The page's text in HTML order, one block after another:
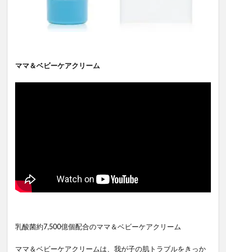
ママ＆ベビーケアクリーム
乳酸菌約7,500億個配合のママ＆ベビーケアクリーム
ママ＆ベビーケアクリームは、我が子の肌トラブルをきっか